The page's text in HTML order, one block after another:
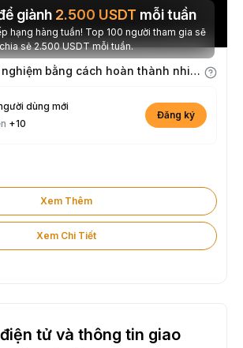
giành 2.500 USDT mỗi tuần
tuần! Top 100 người tham gia sẽ
chia sẻ 2.500 USDT mỗi tuần.
Kiếm Điểm kinh nghiệm bằng cách hoàn thành nhiệm vụ
dùng mới
+10
Đăng ký
Xem Thêm
Xem Chi Tiết
tử và thông tin giao